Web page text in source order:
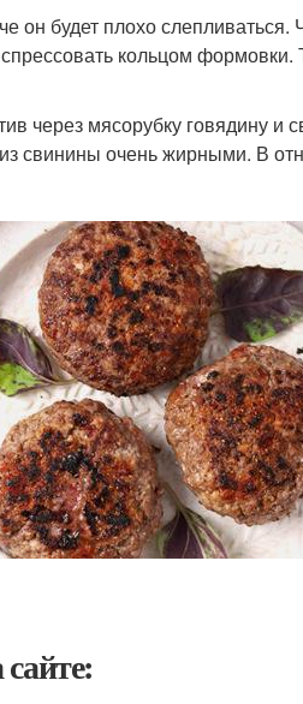
он будет плохо слепливаться.
кольцом формовки.
через мясорубку говядину и
свинины очень жирными. В